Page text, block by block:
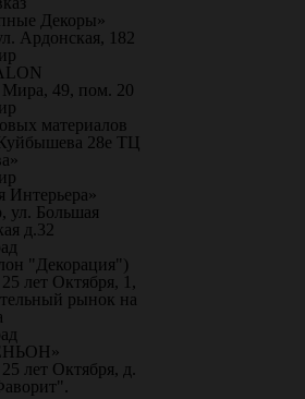
Декоры»
Ардонская, 182
Мира, 49, пом. 20
материалов
28е ТЦ
Интерьера»
ул. Большая
д.32
"Декорация")
лет Октября, 1,
рынок на
лет Октября, д.